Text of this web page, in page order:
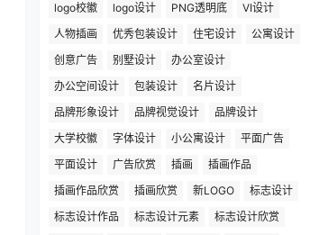
logo校徽 logo设计 PNG透明底
VI设计
人物插画
优秀包装设计 住宅设计
公寓设计
创意广告
别墅设计
办公室设计
办公空间设计
包装设计
名片设计
品牌形象设计
品牌视觉设计
品牌设计
大学校徽
字体设计 小公寓设计
平面广告
平面设计
广告欣赏 插画
插画作品
插画作品欣赏
插画欣赏 新LOGO
标志设计
标志设计作品
标志设计元素
标志设计欣赏